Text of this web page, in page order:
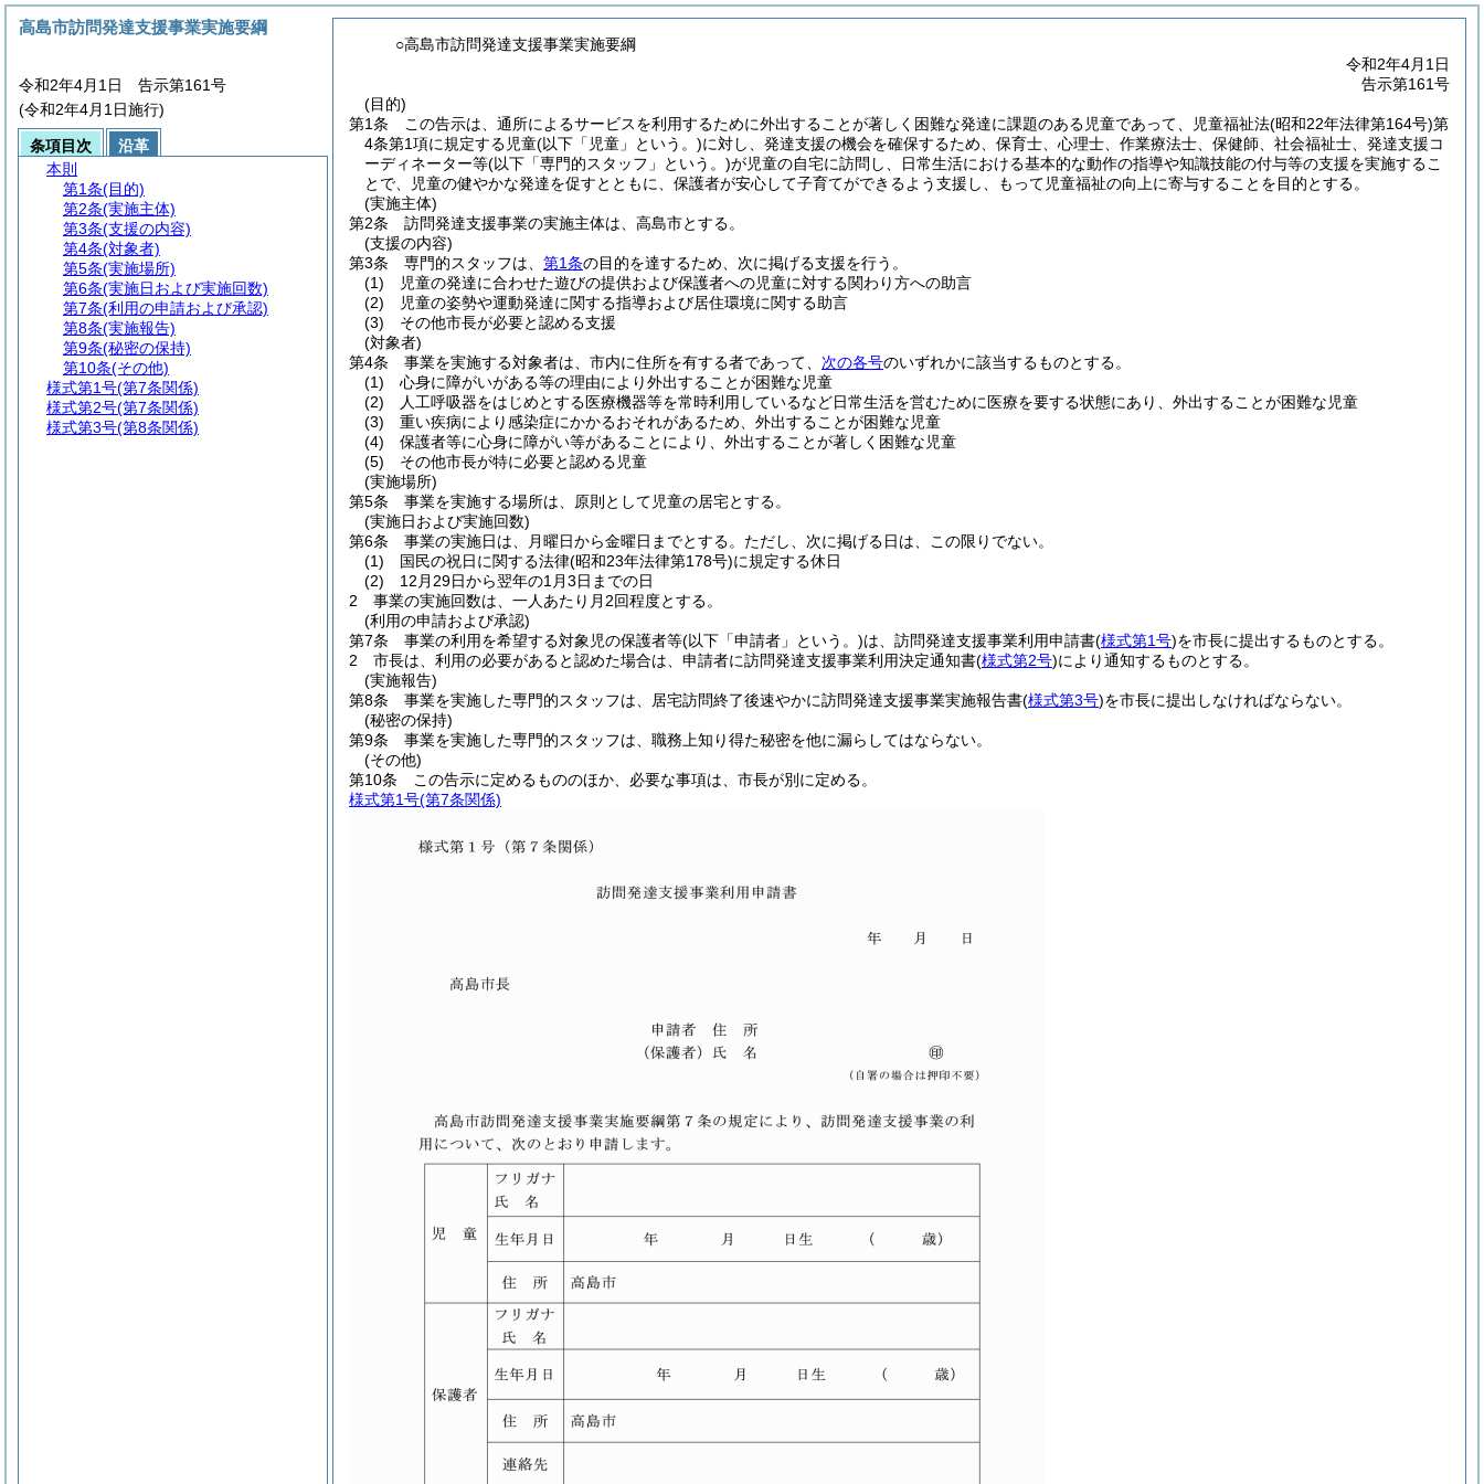
○高島市訪問発達支援事業実施要綱
令和2年4月1日
告示第161号
(目的)
第1条
この告示は、通所によるサービスを利用するために外出することが著しく困難な発達に課題のある児童であって、児童福祉法(昭和22年法律第164号)第
4条第1項に規定する児童(以下「児童」という。)に対し、発達支援の機会を確保するため、保育士、心理士、作業療法士、保健師、社会福祉士、発達支援コ
ーディネーター等(以下「専門的スタッフ」という。)が児童の自宅に訪問し、日常生活における基本的な動作の指導や知識技能の付与等の支援を実施するこ
とで、児童の健やかな発達を促すとともに、保護者が安心して子育てができるよう支援し、もって児童福祉の向上に寄与することを目的とする。
(実施主体)
第2条
訪問発達支援事業の実施主体は、高島市とする。
(支援の内容)
第3条
専門的スタッフは、 第1条の目的を達するため、次に掲げる支援を行う。
(1)
児童の発達に合わせた遊びの提供および保護者への児童に対する関わり方への助言
(2)
児童の姿勢や運動発達に関する指導および居住環境に関する助言
(3)
その他市長が必要と認める支援
(対象者)
第4条
事業を実施する対象者は、市内に住所を有する者であって、 次の各号のいずれかに該当するものとする。
(1)
心身に障がいがある等の理由により外出することが困難な児童
(2)
人工呼吸器をはじめとする医療機器等を常時利用しているなど日常生活を営むために医療を要する状態にあり、外出することが困難な児童
(3)
重い疾病により感染症にかかるおそれがあるため、外出することが困難な児童
(4)
保護者等に心身に障がい等があることにより、外出することが著しく困難な児童
(5)
その他市長が特に必要と認める児童
(実施場所)
第5条
事業を実施する場所は、原則として児童の居宅とする。
(実施日および実施回数)
第6条
事業の実施日は、月曜日から金曜日までとする。 ただし、次に掲げる日は、この限りでない。
(1)
国民の祝日に関する法律(昭和23年法律第178号)に規定する休日
(2)
12月29日から翌年の1月3日までの日
2
事業の実施回数は、一人あたり月2回程度とする。
(利用の申請および承認)
第7条
事業の利用を希望する対象児の保護者等(以下「申請者」という。)は、訪問発達支援事業利用申請書(様式第1号)を市長に提出するものとする。
2
市長は、利用の必要があると認めた場合は、申請者に訪問発達支援事業利用決定通知書(様式第2号)により通知するものとする。
(実施報告)
第8条
事業を実施した専門的スタッフは、居宅訪問終了後速やかに訪問発達支援事業実施報告書(様式第3号)を市長に提出しなければならない。
(秘密の保持)
第9条
事業を実施した専門的スタッフは、職務上知り得た秘密を他に漏らしてはならない。
(その他)
第10条
この告示に定めるもののほか、必要な事項は、市長が別に定める。
様式第1号(第7条関係)
高島市訪問発達支援事業実施要綱
令和2年4月1日 告示第161号
(令和2年4月1日施行)
条項目次
沿革
本則
第1条(目的)
第2条(実施主体)
第3条(支援の内容)
第4条(対象者)
第5条(実施場所)
第6条(実施日および実施回数)
第7条(利用の申請および承認)
第8条(実施報告)
第9条(秘密の保持)
第10条(その他)
様式第1号(第7条関係)
様式第2号(第7条関係)
様式第3号(第8条関係)